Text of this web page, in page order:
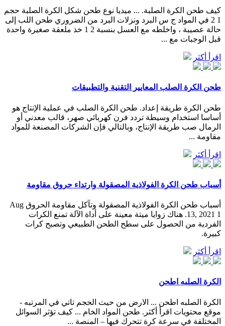
كيف طحن الكرة الصلبة. ... ميديا نوع طحن شكل الكرة الصلبة حجم
1 2 في المواد ج س البرد ونزلات البرد من الضروري طحن اللب إلى
حالة عصيبة ، واخلطه مع العسل بنسبة 2 1 خذ ملعقة صغيرة واحدة
قبل الوجبات مع ...
اقرأ أكثر
طحن الكرة الصلب المعايير التقنية والتطبيقات
طحن الكرة طريقة إعداد. طحن الكرة الصلب في عملية الإنتاج هو
أساسا استخدام وسيطة تردد فرن كهربائي صهر، قالب معدني أو
الرمال صب طريقة الإنتاج، وبالتالي فإن الشركات المصنعة للمواد
مقاومة ...
اقرأ أكثر
أسباب طحن الكرة الفولاذية المصقولة وارتداء حروق مقاومة
أسباب طحن الكرة الفولاذية المصقولة وتآكل مقاومة الحروق Aug
13, 2021 1. هناك زوايا ميتة معينة على أداة الآلة تمنع الكرات
الفردية من الحصول على سطح الطحن الطبيعي وتصبح كرات
كبيرة.
اقرأ أكثر
الكرة الصلبه اطحن
الكرة الصلبه اطحن ... الارض من حيث الحجم تاتي في المرتبه -
موقع محتويات اقرأ أكثر. طحن المواد الخام ... كيف تؤثر السوائل
المختلفة في سرعة كرة تتحرك فيها – المنصة ...